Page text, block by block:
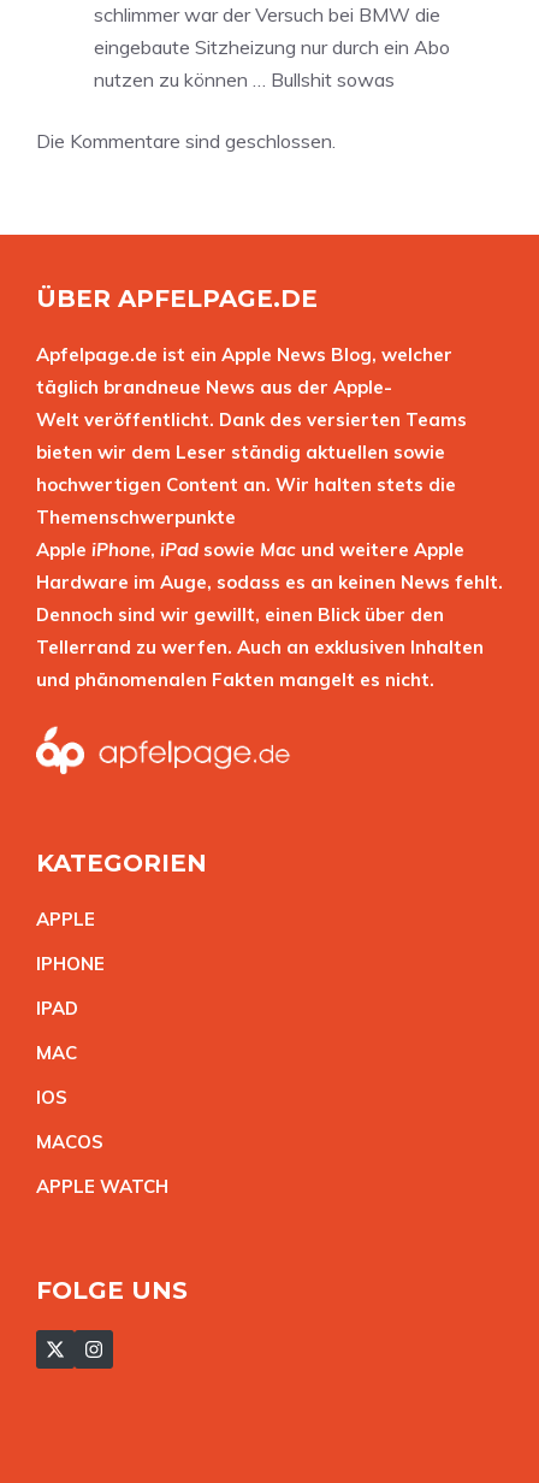
schlimmer war der Versuch bei BMW die
eingebaute Sitzheizung nur durch ein Abo
nutzen zu können … Bullshit sowas
Die Kommentare sind geschlossen.
ÜBER APFELPAGE.DE
Apfelpage.de ist ein Apple News Blog, welcher
täglich brandneue News aus der Apple-
Welt veröffentlicht. Dank des versierten Teams
bieten wir dem Leser ständig aktuellen sowie
hochwertigen Content an. Wir halten stets die
Themenschwerpunkte
Apple iPhone, iPad sowie Mac und weitere Apple
Hardware im Auge, sodass es an keinen News fehlt.
Dennoch sind wir gewillt, einen Blick über den
Tellerrand zu werfen. Auch an exklusiven Inhalten
und phänomenalen Fakten mangelt es nicht.
KATEGORIEN
APPLE
IPHONE
IPAD
MAC
IOS
MACOS
APPLE WATCH
FOLGE UNS